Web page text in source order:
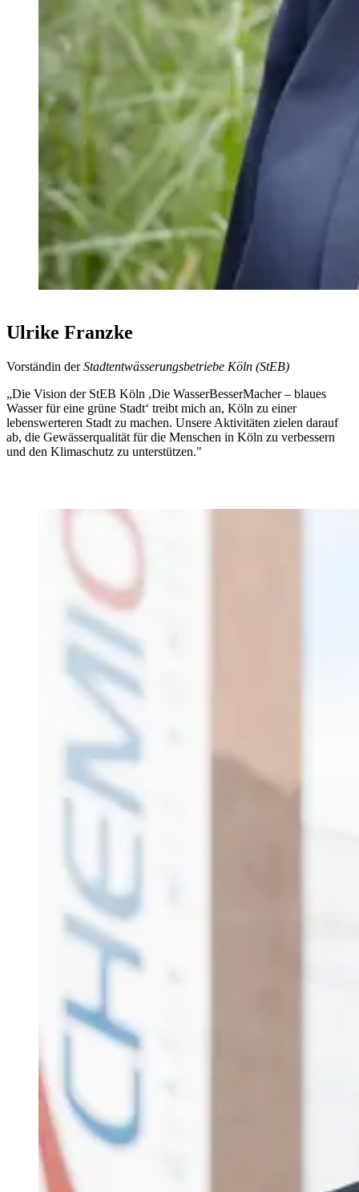
Ulrike Franzke
Vorständin derStadtentwässerungsbetriebe Köln (StEB)
„Die Vision der StEB Köln ,Die WasserBesserMacher – blaues
Wasser für eine grüne Stadt‘ treibt mich an, Köln zu einer
lebenswerteren Stadt zu machen. Unsere Aktivitäten zielen darauf
ab, die Gewässerqualität für die Menschen in Köln zu verbessern
und den Klimaschutz zu unterstützen."